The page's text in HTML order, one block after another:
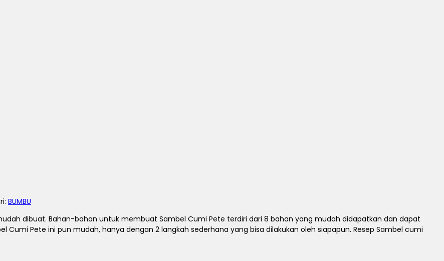
BUMBU
dibuat. Bahan-bahan untuk membuat Sambel Cumi Pete terdiri dari 8 bahan yang mudah didapatkan dan dapat
Cumi Pete ini pun mudah, hanya dengan 2 langkah sederhana yang bisa dilakukan oleh siapapun. Resep Sambel cumi